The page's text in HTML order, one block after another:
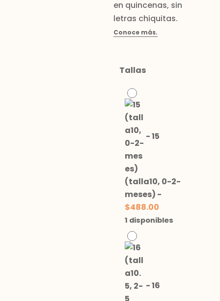
Tallas
-15
(talla10, 0-2-
meses) -
$488.00
1 disponibles
-16